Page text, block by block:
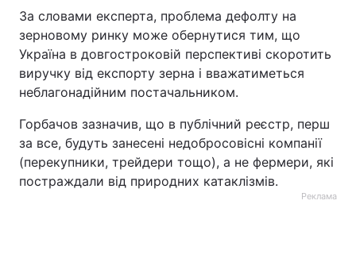
За словами експерта, проблема дефолту на
зерновому ринку може обернутися тим, що
Україна в довгостроковій перспективі скоротить
виручку від експорту зерна і вважатиметься
неблагонадійним постачальником.
Горбачов зазначив, що в публічний реєстр, перш
за все, будуть занесені недобросовісні компанії
(перекупники, трейдери тощо), а не фермери, які
постраждали від природних катаклізмів.
Реклама